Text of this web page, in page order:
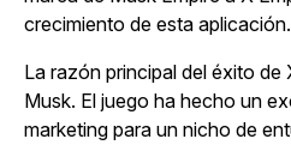
crecimiento de esta aplicación.
La razón principal del éxito de
Musk. El juego ha hecho un
marketing para un nicho de